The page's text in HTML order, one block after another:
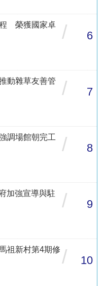
程 榮獲國家卓
/ 6
動雜草友善管
/ 7
調場館朝完工
/ 8
加強宣導與駐
/ 9
祖新村第4期修 / 10